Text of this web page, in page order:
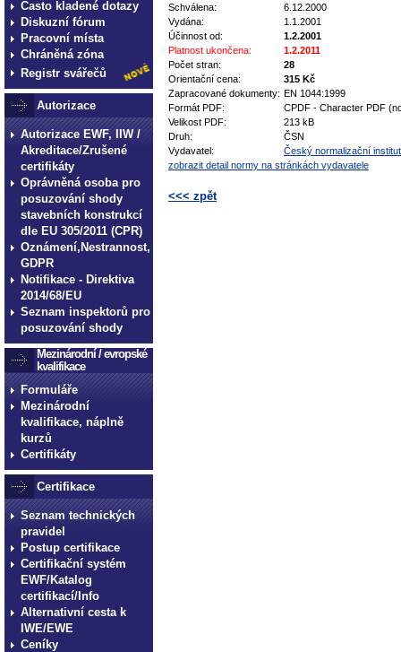
Často kladené dotazy
Diskuzní fórum
Pracovní místa
Chráněná zóna
Registr svářečů
Autorizace
Autorizace EWF, IIW /
Akreditace/Zrušené
certifikáty
Oprávněná osoba pro
posuzování shody
stavebních konstrukcí
dle EU 305/2011 (CPR)
Oznámení,Nestrannost,
GDPR
Notifikace - Direktiva
2014/68/EU
Seznam inspektorů pro
posuzování shody
Mezinárodní / evropské
kvalifikace
Formuláře
Mezinárodní
kvalifikace, náplně
kurzů
Certifikáty
Certifikace
Seznam technických
pravidel
Postup certifikace
Certifikační systém
EWF/Katalog
certifikací/Info
Alternativní cesta k
IWE/EWE
Ceníky
Schválena:
6.12.2000
Vydána:
1.1.2001
Účinnost od:
1.2.2001
Platnost ukončena:
1.2.2011
Počet stran:
28
Orientační cena:
315 Kč
Zapracované dokumenty: EN 1044:1999
Formát PDF:
CPDF - Character PDF
Velikost PDF:
213 kB
Druh:
ČSN
Vydavatel:
Český normalizační institut
zobrazit detail normy na stránkách vydavatele
<<< zpět